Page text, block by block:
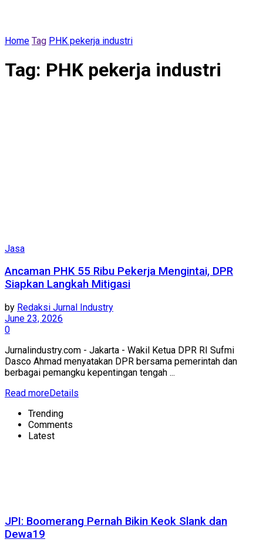
Home Tag PHK pekerja industri
Tag: PHK pekerja industri
Jasa
Ancaman PHK 55 Ribu Pekerja Mengintai, DPR
Siapkan Langkah Mitigasi
by Redaksi Jurnal Industry
June 23, 2026
0
Jurnalindustry.com - Jakarta - Wakil Ketua DPR RI Sufmi
Dasco Ahmad menyatakan DPR bersama pemerintah dan
berbagai pemangku kepentingan tengah ...
Read moreDetails
Trending
Comments
Latest
JPI: Boomerang Pernah Bikin Keok Slank dan
Dewa19